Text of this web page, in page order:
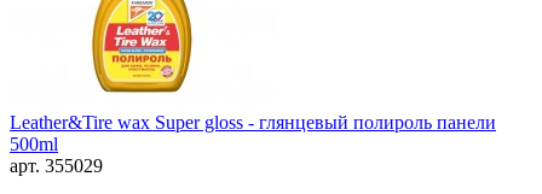
Leather&Tire wax Super gloss - глянцевый полироль панели
500ml
арт. 355029